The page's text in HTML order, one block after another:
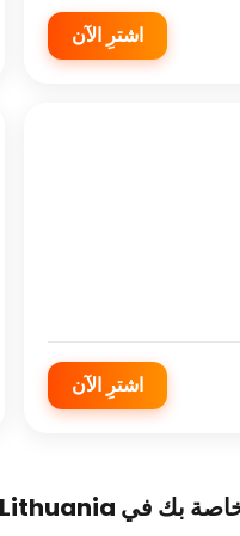
اشترِ الآن
اشترِ الآن